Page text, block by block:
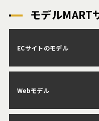
モデルMART
ECサイトのモデル
Webモデル